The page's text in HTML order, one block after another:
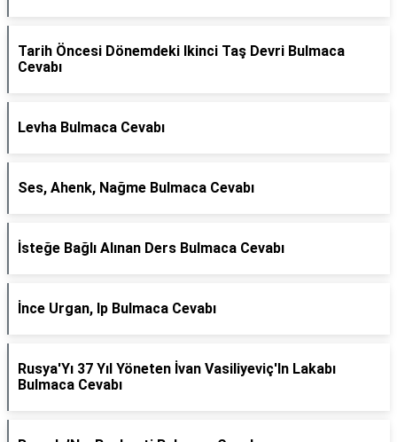
Tarih Öncesi Dönemdeki Ikinci Taş Devri Bulmaca
Cevabı
Levha Bulmaca Cevabı
Ses, Ahenk, Nağme Bulmaca Cevabı
İsteğe Bağlı Alınan Ders Bulmaca Cevabı
İnce Urgan, Ip Bulmaca Cevabı
Rusya'Yı 37 Yıl Yöneten İvan Vasiliyeviç'In Lakabı
Bulmaca Cevabı